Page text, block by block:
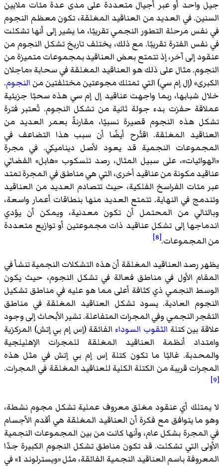
جيل واحد أو عبر أجيال متعددة على مدى عدة مئات ملايين
السنين. في العديد من العناقيد المغلقة، تكون معظم النجوم
في نفس مرحلة التطور النجمي تقريبًا، ما يشير إلى أنها تشكلت
في نفس الفترة تقريبًا. مع ذلك، يختلف تاريخ تشكل النجوم من
عنقود إلى آخر، إذ تتمتع بعض العناقيد بمجموعات متميزة من
النجوم. مثال على ذلك هو العناقيد المغلقة في سحابة «ماجلان
الكبرى» (إل إم سي) التي تمتلك مجوعتين مختلفتين من النجوم.
خلال شبابها، ربما واجهت عناقيد إل إم سي هذه سحبًا جزيئية
عملاقة حفزت بدء جولة ثانية من تشكل النجوم. تُعتبر فترة
تشكل هذه النجوم قصيرة نسبيًا، مقارنةً بعمر العديد من
العناقيد المغلقة. اقتُرح أيضًا أن سبب هذا التضاعف في
المجموعات النجمية قد يعود لأصل ديناميكي. في مجرة
«الهوائيات»، على سبيل المثال، رصد تلسكوب «هابل» الفضائي
عناقيد مكونة من عناقيد أخرى، التي هي مناطق في المجرة تمتد
عبر مئات الفراسخ الفلكية، حيث تتصادم العديد من العناقيد
وتندمج في النهاية. تتمتع العديد منها بنطاقات أعمار واسعة،
وبالتالي من المحتمل أن تكون معدنية، ويمكن أن يؤدي
اندماجها إلى تشكل عناقيد ذات مجموعتين أو توازيع متعددة
من المجموعات.[8]
يظهر رصد العناقيد المغلقة أن هذه التشكلات النجمية تنشأ في
المقام الأول في مناطق فعالة في تشكل النجوم، حيث يكون
الوسط النجمي ذي كثافة أعلى مما هو عليه في مناطق تشكيل
النجوم العادية. يسود تشكل العناقيد المغلقة في مناطق
التفجر النجمي وفي المجرات المتفاعلة. تشير الأبحاث إلى وجود
علاقة بين كتلة الثقوب السوداء الفائقة (إس إم بي إتش) المركزية
وامتداد أنظمة العناقيد المغلقة للمجرات الإهليلجية
والمحدبة. غالبًا ما تكون كتلة إس إم بي إتش في مثل هذه
المجرات قريبة من الكتلة الكلية للعناقيد المغلقة في المجرات.
[9]
لا يمتلك أي عنقود مغلق معروف عملية تشكل مجوم نشطة،
وهو ما يتوافق مع فكرة أن العناقيد المغلقة هي أقدم الأجسام
في المجرة بشكل عام، وأنها كانت من بين المجموعات النجمية
الأولى التي تشكلت. قد تكون مناطق تشكل النجوم الكبيرة جدًا
المعروفة باسم العناقيد النجمية الفائقة، مثل «ويسترلوند 1» في